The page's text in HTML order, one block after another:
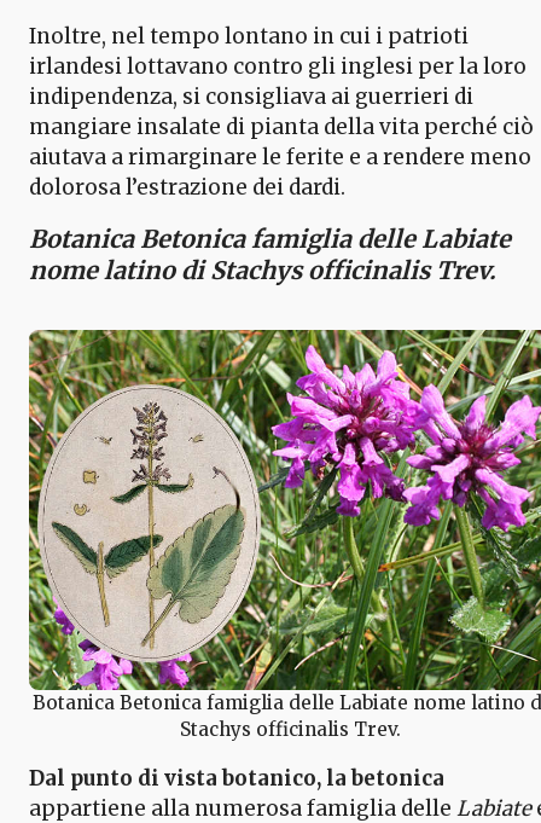
Inoltre, nel tempo lontano in cui i patrioti
irlandesi lottavano contro gli inglesi per la loro
indipendenza, si consigliava ai guerrieri di
mangiare insalate di pianta della vita perché ciò
aiutava a rimarginare le ferite e a rendere meno
dolorosa l’estrazione dei dardi.
Botanica Betonica famiglia delle Labiate
nome latino di Stachys officinalis Trev.
Botanica Betonica famiglia delle Labiate nome latino
Stachys officinalis Trev.
Dal punto di vista botanico, la betonica
appartiene alla numerosa famiglia delle Labiate